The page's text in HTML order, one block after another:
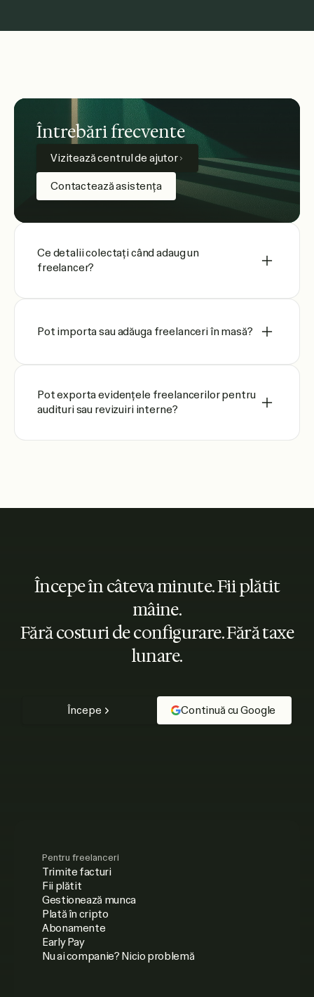
Întrebări frecvente
Vizitează centrul de ajutor
Contactează asistența
Ce detalii colectați când adaug un
freelancer?
Pot importa sau adăuga freelanceri în masă?
Pot exporta evidențele freelancerilor pentru
audituri sau revizuiri interne?
Începe în câteva minute. Fii plătit
mâine.
Fără costuri de configurare. Fără taxe
lunare.
Începe Continuă cu Google
Pentru freelanceri
Trimite facturi
Fii plătit
Gestionează munca
Plată în cripto
Abonamente
Early Pay
Nu ai companie? Nicio problemă